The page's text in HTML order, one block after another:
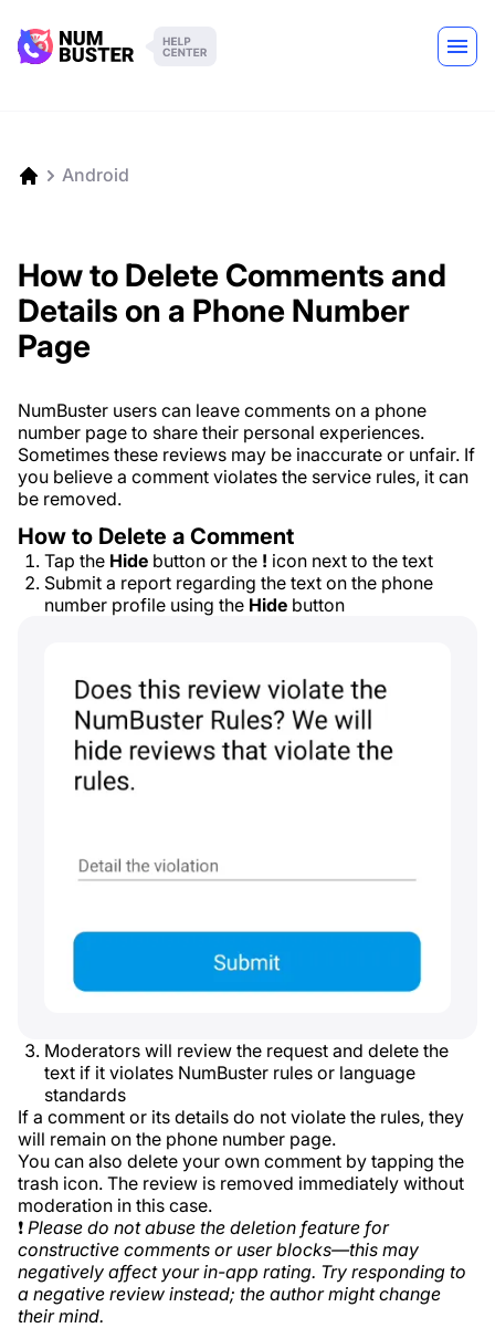
Android
How to Delete Comments and
Details on a Phone Number
Page
NumBuster users can leave comments on a phone
number page to share their personal experiences.
Sometimes these reviews may be inaccurate or unfair. If
you believe a comment violates the service rules, it can
be removed.
How to Delete a Comment
Tap the Hide button or the ! icon next to the text
Submit a report regarding the text on the phone
number profile using the Hide button
Moderators will review the request and delete the
text if it violates NumBuster rules or language
standards
If a comment or its details do not violate the rules, they
will remain on the phone number page.
You can also delete your own comment by tapping the
trash icon. The review is removed immediately without
moderation in this case.
❗ Please do not abuse the deletion feature for
constructive comments or user blocks—this may
negatively affect your in-app rating. Try responding to
a negative review instead; the author might change
their mind.